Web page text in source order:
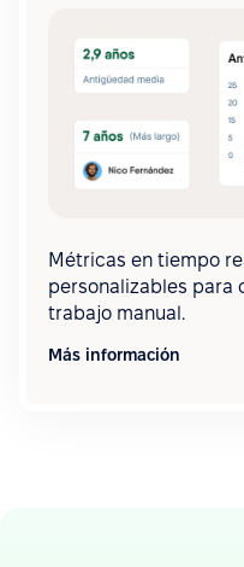
Métricas en tiempo
personalizables para
trabajo manual.
Más información